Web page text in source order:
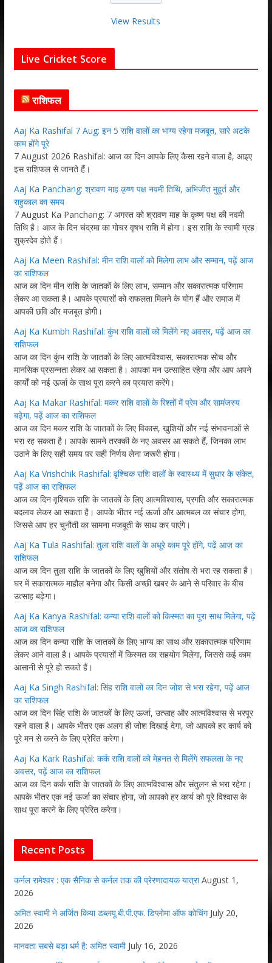
View Results
Live Cricket Score
राशिफल
Aaj Ka Rashifal 7 Aug: इन 5 राशि वालों का भाग्य रहेगा मजबूत, सारे अटके
काम होंगे पूरे
7 August 2026 Rashifal: आज का दिन आपके लिए कैसा रहने वाला है, आइए
इस राशिफल से जानते हैं।
Aaj Ka Panchang: श्रावण माह कृष्ण पक्ष नवमी तिथि, अभिजीत मुहूर्त और
राहुकाल का समय
7 August Ka Panchang: 7 अगस्त को श्रावण माह के कृष्ण पक्ष की नवमी
तिथि है। आज के दिन चंद्रमा का गोचर वृषभ राशि में होगा। इस राशि के स्वामी ग्रह
शुक्रदेव होते हैं।
Aaj Ka Meen Rashifal: मीन राशि वालों को मिलेगा लाभ और सम्मान, पढ़ें आज
का राशिफल
आज का दिन मीन राशि के जातकों के लिए लाभ, सम्मान और सकारात्मक परिणाम
लेकर आ सकता है। आपके प्रयासों को सफलता मिलने के योग हैं और समाज में
आपकी छवि और मजबूत होगी।
Aaj Ka Kumbh Rashifal: कुंभ राशि वालों को मिलेंगे नए अवसर, पढ़ें आज का
राशिफल
आज का दिन कुंभ राशि के जातकों के लिए आत्मविश्वास, सकारात्मक सोच और
मानसिक प्रसन्नता लेकर आ सकता है। आपका मन उत्साहित रहेगा और आप अपने
कार्यों को नई ऊर्जा के साथ पूरा करने का प्रयास करेंगे।
Aaj Ka Makar Rashifal: मकर राशि वालों के रिश्तों में प्रेम और सामंजस्य
बढ़ेगा, पढ़ें आज का राशिफल
आज का दिन मकर राशि के जातकों के लिए विकास, खुशियों और नई संभावनाओं से
भरा रह सकता है। आपके सामने तरक्की के नए अवसर आ सकते हैं, जिनका लाभ
उठाने के लिए सही समय पर सही निर्णय लेना जरूरी होगा।
Aaj Ka Vrishchik Rashifal: वृश्चिक राशि वालों के स्वास्थ्य में सुधार के संकेत,
पढ़ें आज का राशिफल
आज का दिन वृश्चिक राशि के जातकों के लिए आत्मविश्वास, प्रगति और सकारात्मक
बदलाव लेकर आ सकता है। आपके भीतर नई ऊर्जा और आत्मबल का संचार होगा,
जिससे आप हर चुनौती का सामना मजबूती के साथ कर पाएंगे।
Aaj Ka Tula Rashifal: तुला राशि वालों के अधूरे काम पूरे होंगे, पढ़ें आज का
राशिफल
आज का दिन तुला राशि के जातकों के लिए खुशियों और संतोष से भरा रह सकता है।
घर में सकारात्मक माहौल बनेगा और किसी अच्छी खबर के आने से परिवार के बीच
उत्साह बढ़ेगा।
Aaj Ka Kanya Rashifal: कन्या राशि वालों को किस्मत का पूरा साथ मिलेगा, पढ़ें
आज का राशिफल
आज का दिन कन्या राशि के जातकों के लिए भाग्य का साथ और सकारात्मक परिणाम
लेकर आने वाला है। आपके प्रयासों में किस्मत का सहयोग मिलेगा, जिससे कई काम
आसानी से पूरे हो सकते हैं।
Aaj Ka Singh Rashifal: सिंह राशि वालों का दिन जोश से भरा रहेगा, पढ़ें आज
का राशिफल
आज का दिन सिंह राशि के जातकों के लिए ऊर्जा, उत्साह और आत्मविश्वास से भरपूर
रहने वाला है। आपके भीतर एक अलग ही जोश दिखाई देगा, जो आपको हर कार्य को
पूरे मन से करने के लिए प्रेरित करेगा।
Aaj Ka Kark Rashifal: कर्क राशि वालों को मेहनत से मिलेंगे सफलता के नए
अवसर, पढ़ें आज का राशिफल
आज का दिन कर्क राशि के जातकों के लिए आत्मविश्वास और संतुलन से भरा रहेगा।
आपके भीतर एक नई ऊर्जा का संचार होगा, जो आपको हर कार्य को पूरे विश्वास के
साथ पूरा करने के लिए प्रेरित करेगा।
Recent Posts
कर्नल रामेश्वर : एक सैनिक से कर्नल तक की प्रेरणादायक यात्रा August 1,
2026
अमित स्वामी ने अर्जित किया डब्लयू.बी.पी.एफ. डिप्लोमा ऑफ कोचिंग July 20,
2026
मानवता सबसे बड़ा धर्म है: अमित स्वामी July 16, 2026